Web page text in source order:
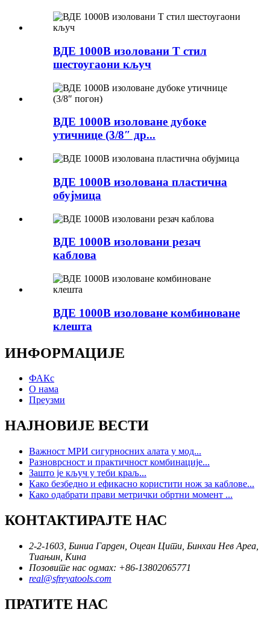
ВДЕ 1000В изоловани Т стил
шестоугаони кључ
ВДЕ 1000В изоловане дубоке
утичнице (3/8″ др...
ВДЕ 1000В изолована пластична
обујмица
ВДЕ 1000В изоловани резач
каблова
ВДЕ 1000В изоловане комбиноване
клешта
ИНФОРМАЦИЈЕ
ФАКс
О нама
Преузми
НАЈНОВИЈЕ ВЕСТИ
Важност МРИ сигурносних алата у мод...
Разноврсност и практичност комбинације...
Зашто је кључ у теби краљ...
Како безбедно и ефикасно користити нож за каблове...
Како одабрати прави метрички обртни момент ...
КОНТАКТИРАЈТЕ НАС
2-2-1603, Биниа Гарден, Оцеан Цити, Бинхаи Нев Ареа,
Тиањин, Кина
Позовите нас одмах: +86-13802065771
real@sfreyatools.com
ПРАТИТЕ НАС